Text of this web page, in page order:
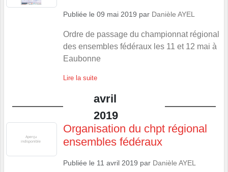
Publiée le 09 mai 2019 par Danièle AYEL
Ordre de passage du championnat régional
des ensembles fédéraux les 11 et 12 mai à
Eaubonne
Lire la suite
avril
2019
Organisation du chpt régional
ensembles fédéraux
Publiée le 11 avril 2019 par Danièle AYEL